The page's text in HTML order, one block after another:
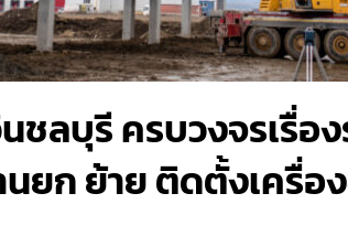
ลบุรี ครบวงจรเรื่อง
ยก ย้าย ติดตั้งเครื่อ